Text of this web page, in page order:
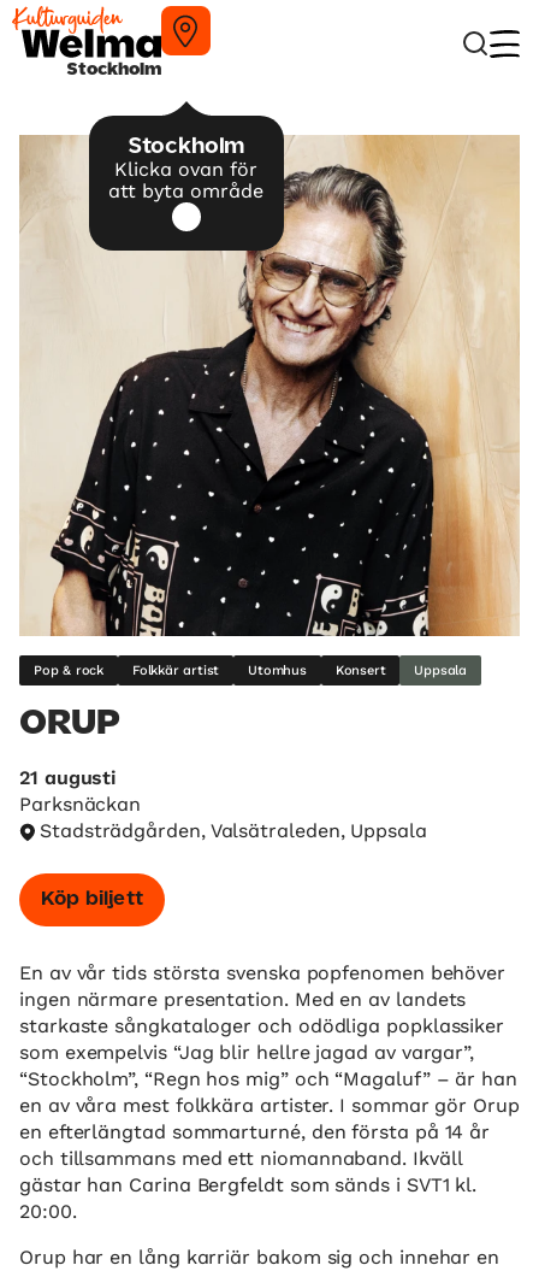
Stockholm
Stockholm
Klicka ovan för
att byta område
Pop & rock Folkkär artist Utomhus Konsert Uppsala
ORUP
21 augusti
Parksnäckan
Stadsträdgården, Valsätraleden, Uppsala
Köp biljett
En av vår tids största svenska popfenomen behöver
ingen närmare presentation. Med en av landets
starkaste sångkataloger och odödliga popklassiker
som exempelvis “Jag blir hellre jagad av vargar”,
“Stockholm”, “Regn hos mig” och “Magaluf” – är han
en av våra mest folkkära artister. I sommar gör Orup
en efterlängtad sommarturné, den första på 14 år
och tillsammans med ett niomannaband. Ikväll
gästar han Carina Bergfeldt som sänds i SVT1 kl.
20:00.
Orup har en lång karriär bakom sig och innehar en